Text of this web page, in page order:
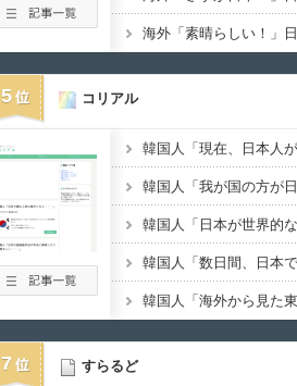
5 コリアル
7 すらるど